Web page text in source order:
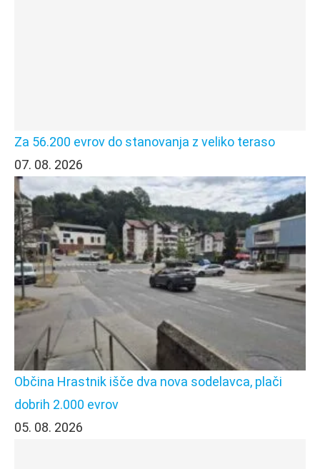
Za 56.200 evrov do stanovanja z veliko teraso
07. 08. 2026
Občina Hrastnik išče dva nova sodelavca, plači
dobrih 2.000 evrov
05. 08. 2026